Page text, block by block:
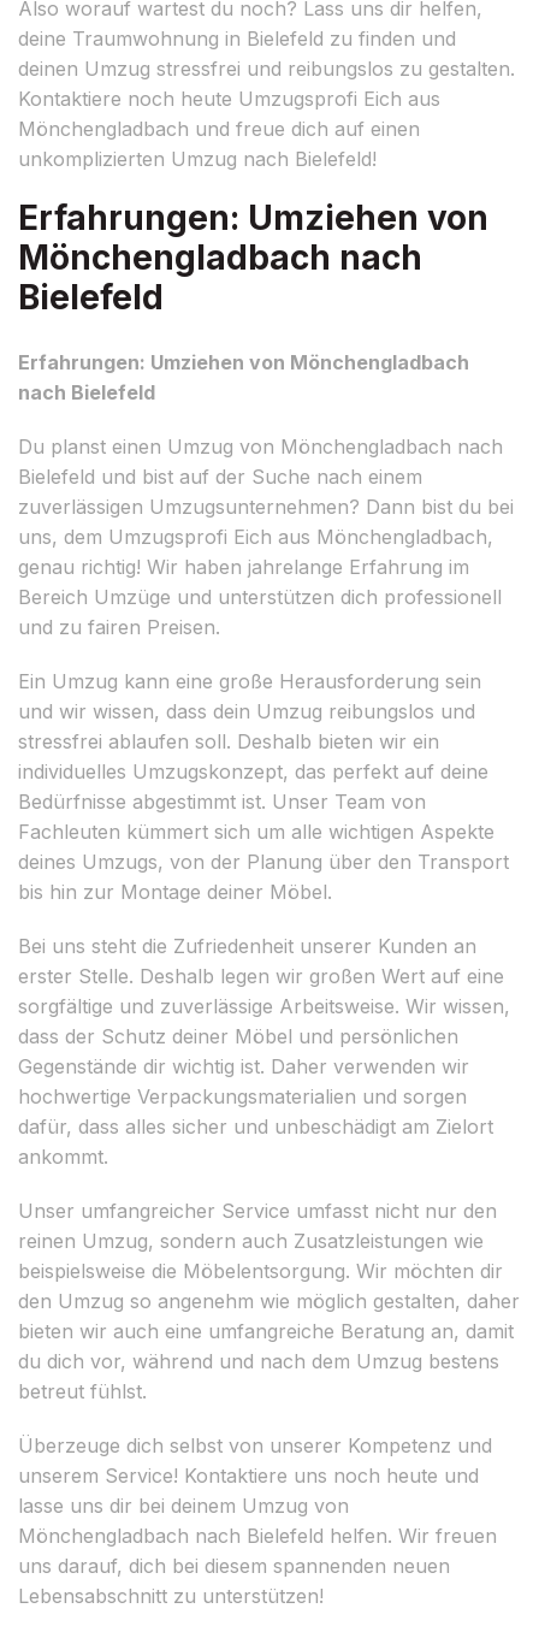
Also worauf wartest du noch? Lass uns dir helfen,
deine Traumwohnung in Bielefeld zu finden und
deinen Umzug stressfrei und reibungslos zu gestalten.
Kontaktiere noch heute Umzugsprofi Eich aus
Mönchengladbach und freue dich auf einen
unkomplizierten Umzug nach Bielefeld!
Erfahrungen: Umziehen von
Mönchengladbach nach
Bielefeld
Erfahrungen: Umziehen von Mönchengladbach
nach Bielefeld
Du planst einen Umzug von Mönchengladbach nach
Bielefeld und bist auf der Suche nach einem
zuverlässigen Umzugsunternehmen? Dann bist du bei
uns, dem Umzugsprofi Eich aus Mönchengladbach,
genau richtig! Wir haben jahrelange Erfahrung im
Bereich Umzüge und unterstützen dich professionell
und zu fairen Preisen.
Ein Umzug kann eine große Herausforderung sein
und wir wissen, dass dein Umzug reibungslos und
stressfrei ablaufen soll. Deshalb bieten wir ein
individuelles Umzugskonzept, das perfekt auf deine
Bedürfnisse abgestimmt ist. Unser Team von
Fachleuten kümmert sich um alle wichtigen Aspekte
deines Umzugs, von der Planung über den Transport
bis hin zur Montage deiner Möbel.
Bei uns steht die Zufriedenheit unserer Kunden an
erster Stelle. Deshalb legen wir großen Wert auf eine
sorgfältige und zuverlässige Arbeitsweise. Wir wissen,
dass der Schutz deiner Möbel und persönlichen
Gegenstände dir wichtig ist. Daher verwenden wir
hochwertige Verpackungsmaterialien und sorgen
dafür, dass alles sicher und unbeschädigt am Zielort
ankommt.
Unser umfangreicher Service umfasst nicht nur den
reinen Umzug, sondern auch Zusatzleistungen wie
beispielsweise die Möbelentsorgung. Wir möchten dir
den Umzug so angenehm wie möglich gestalten, daher
bieten wir auch eine umfangreiche Beratung an, damit
du dich vor, während und nach dem Umzug bestens
betreut fühlst.
Überzeuge dich selbst von unserer Kompetenz und
unserem Service! Kontaktiere uns noch heute und
lasse uns dir bei deinem Umzug von
Mönchengladbach nach Bielefeld helfen. Wir freuen
uns darauf, dich bei diesem spannenden neuen
Lebensabschnitt zu unterstützen!